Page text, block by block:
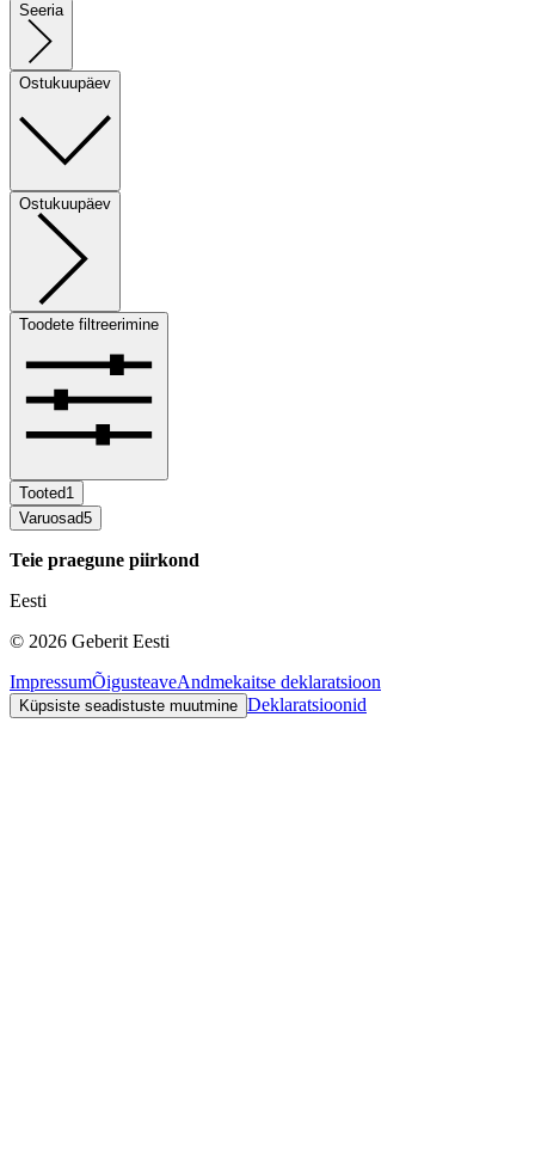
Seeria
Ostukuupäev
Ostukuupäev
Toodete filtreerimine
Tooted1
Varuosad5
Teie praegune piirkond
Eesti
© 2026 Geberit Eesti
ImpressumÕigusteaveAndmekaitse deklaratsioon
Küpsiste seadistuste muutmine Deklaratsioonid